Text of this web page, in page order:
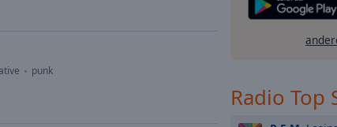
punk
Radio Top